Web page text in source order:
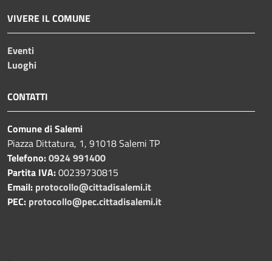
VIVERE IL COMUNE
Eventi
Luoghi
CONTATTI
Comune di Salemi
Piazza Dittatura, 1, 91018 Salemi TP
Telefono:0924 991400
Partita IVA:00239730815
Email: protocollo@cittadisalemi.it
PEC: protocollo@pec.cittadisalemi.it